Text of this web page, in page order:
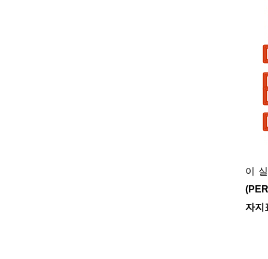
이
자지